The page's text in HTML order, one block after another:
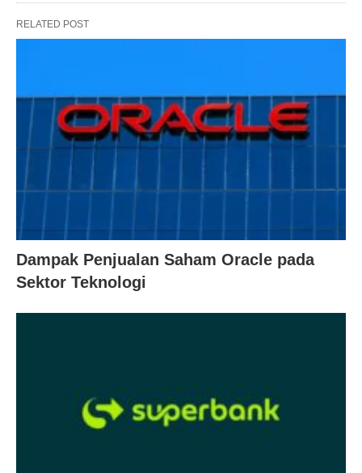
RELATED POST
Dampak Penjualan Saham Oracle pada
Sektor Teknologi